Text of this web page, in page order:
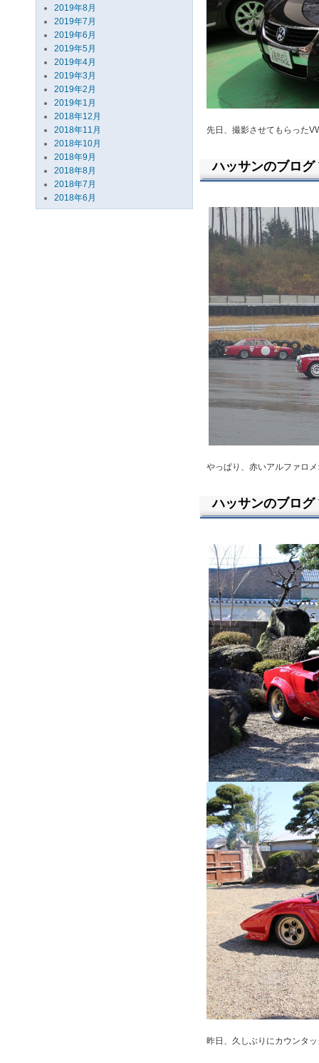
2019年8月
2019年7月
2019年6月
2019年5月
2019年4月
2019年3月
2019年2月
2019年1月
2018年12月
2018年11月
2018年10月
2018年9月
2018年8月
2018年7月
2018年6月
先日、撮影させてもらった
ハッサンのブログ
やっぱり、赤いアルファロ
ハッサンのブログ
昨日、久しぶりにカウンタ